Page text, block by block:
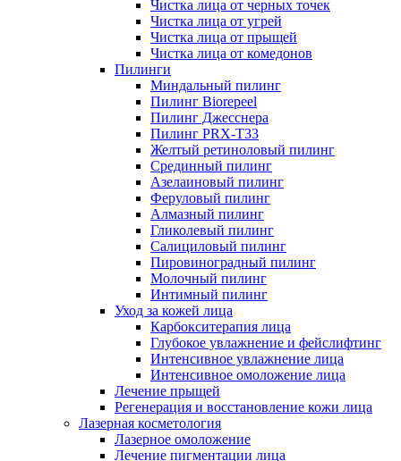
Чистка лица от черных точек
Чистка лица от угрей
Чистка лица от прыщей
Чистка лица от комедонов
Пилинги
Миндальный пилинг
Пилинг Biorepeel
Пилинг Джесснера
Пилинг PRX-T33
Желтый ретиноловый пилинг
Срединный пилинг
Азелаиновый пилинг
Феруловый пилинг
Алмазный пилинг
Гликолевый пилинг
Салициловый пилинг
Пировиноградный пилинг
Молочный пилинг
Интимный пилинг
Уход за кожей лица
Карбокситерапия лица
Глубокое увлажнение и фейслифтинг
Интенсивное увлажнение лица
Интенсивное омоложение лица
Лечение прыщей
Регенерация и восстановление кожи лица
Лазерная косметология
Лазерное омоложение
Лечение пигментации лица